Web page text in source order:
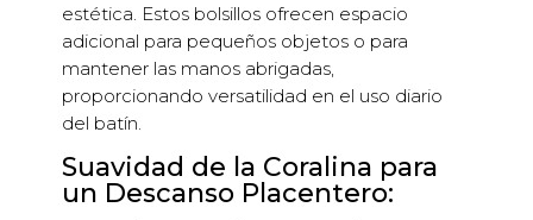
estética. Estos bolsillos ofrecen espacio
adicional para pequeños objetos o para
mantener las manos abrigadas,
proporcionando versatilidad en el uso diario
del batín.
Suavidad de la Coralina para
un Descanso Placentero: